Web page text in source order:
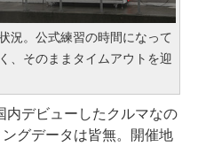
況。公式練習の時間になって
、そのままタイムアウトを迎
デビューしたクルマなの
グデータは皆無。開催地